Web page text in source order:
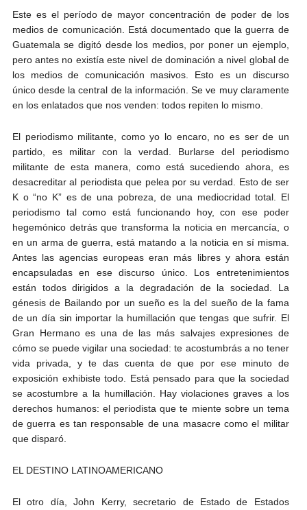
Este es el período de mayor concentración de poder de los
medios de comunicación. Está documentado que la guerra de
Guatemala se digitó desde los medios, por poner un ejemplo,
pero antes no existía este nivel de dominación a nivel global de
los medios de comunicación masivos. Esto es un discurso
único desde la central de la información. Se ve muy claramente
en los enlatados que nos venden: todos repiten lo mismo.
El periodismo militante, como yo lo encaro, no es ser de un
partido, es militar con la verdad. Burlarse del periodismo
militante de esta manera, como está sucediendo ahora, es
desacreditar al periodista que pelea por su verdad. Esto de ser
K o “no K” es de una pobreza, de una mediocridad total. El
periodismo tal como está funcionando hoy, con ese poder
hegemónico detrás que transforma la noticia en mercancía, o
en un arma de guerra, está matando a la noticia en sí misma.
Antes las agencias europeas eran más libres y ahora están
encapsuladas en ese discurso único. Los entretenimientos
están todos dirigidos a la degradación de la sociedad. La
génesis de Bailando por un sueño es la del sueño de la fama
de un día sin importar la humillación que tengas que sufrir. El
Gran Hermano es una de las más salvajes expresiones de
cómo se puede vigilar una sociedad: te acostumbrás a no tener
vida privada, y te das cuenta de que por ese minuto de
exposición exhibiste todo. Está pensado para que la sociedad
se acostumbre a la humillación. Hay violaciones graves a los
derechos humanos: el periodista que te miente sobre un tema
de guerra es tan responsable de una masacre como el militar
que disparó.
EL DESTINO LATINOAMERICANO
El otro día, John Kerry, secretario de Estado de Estados